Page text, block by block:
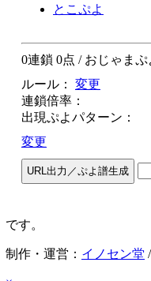
とこぷよ
0連鎖 0点 / おじゃま
ルール：
変更
連鎖倍率：
出現ぷよパターン：
変更
です。
制作・運営： イノセン堂